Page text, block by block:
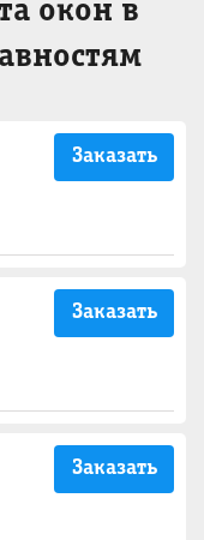
окон в
Заказать
Заказать
Заказать